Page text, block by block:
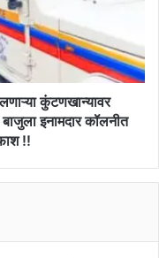
कुंटणखान्यावर
इनामदार कॉलनीत
!!